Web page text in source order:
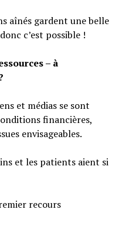
aînés gardent une belle
c’est possible !
– à
et médias se sont
financières,
envisageables.
et les patients aient si
recours